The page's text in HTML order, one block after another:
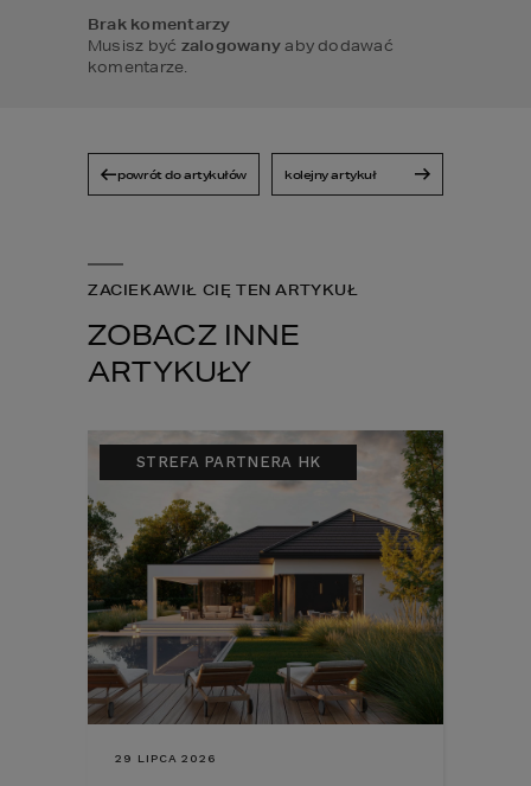
Brak komentarzy
Musisz być zalogowanyaby dodawać
komentarze.
powrót do artykułów kolejny artykuł
ZACIEKAWIŁ CIĘ TEN ARTYKUŁ
ZOBACZ INNE
ARTYKUŁY
STREFA PARTNERA HK
29 LIPCA 2026